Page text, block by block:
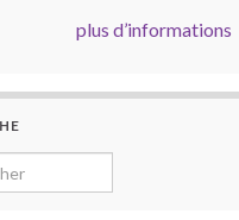
plus d’informations